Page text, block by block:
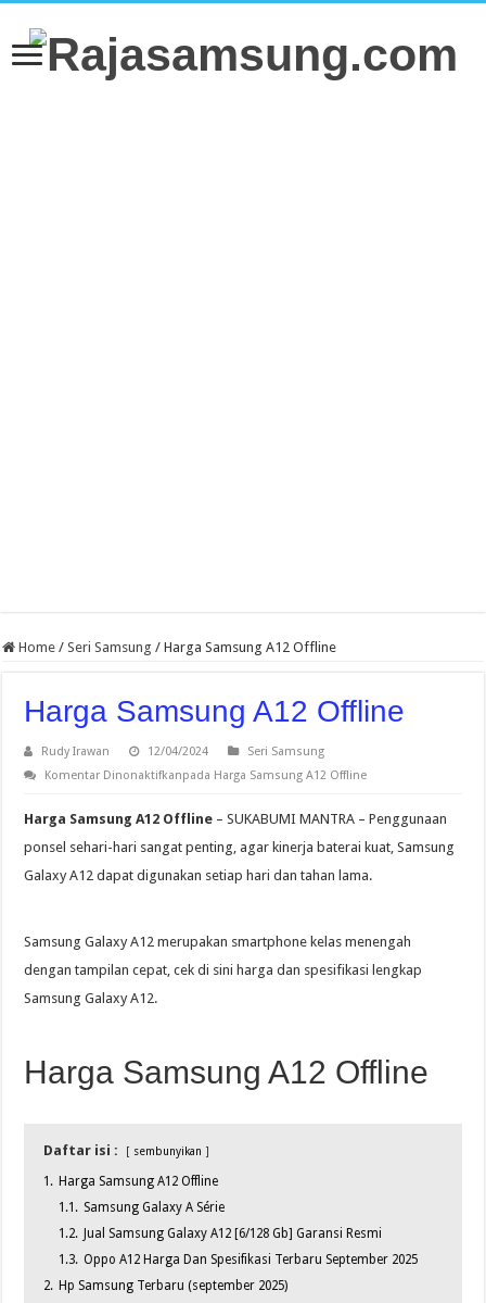
Home / Seri Samsung / Harga Samsung A12 Offline
Harga Samsung A12 Offline
Rudy Irawan 12/04/2024
Seri Samsung
Komentar Dinonaktifkanpada Harga Samsung A12 Offline
Harga Samsung A12 Offline – SUKABUMI MANTRA – Penggunaan
ponsel sehari-hari sangat penting, agar kinerja baterai kuat, Samsung
Galaxy A12 dapat digunakan setiap hari dan tahan lama.
Samsung Galaxy A12 merupakan smartphone kelas menengah
dengan tampilan cepat, cek di sini harga dan spesifikasi lengkap
Samsung Galaxy A12.
Harga Samsung A12 Offline
Daftar isi : sembunyikan
1. Harga Samsung A12 Offline
1.1. Samsung Galaxy A Série
1.2. Jual Samsung Galaxy A12 [6/128 Gb] Garansi Resmi
1.3. Oppo A12 Harga Dan Spesifikasi Terbaru September 2025
2. Hp Samsung Terbaru (september 2025)